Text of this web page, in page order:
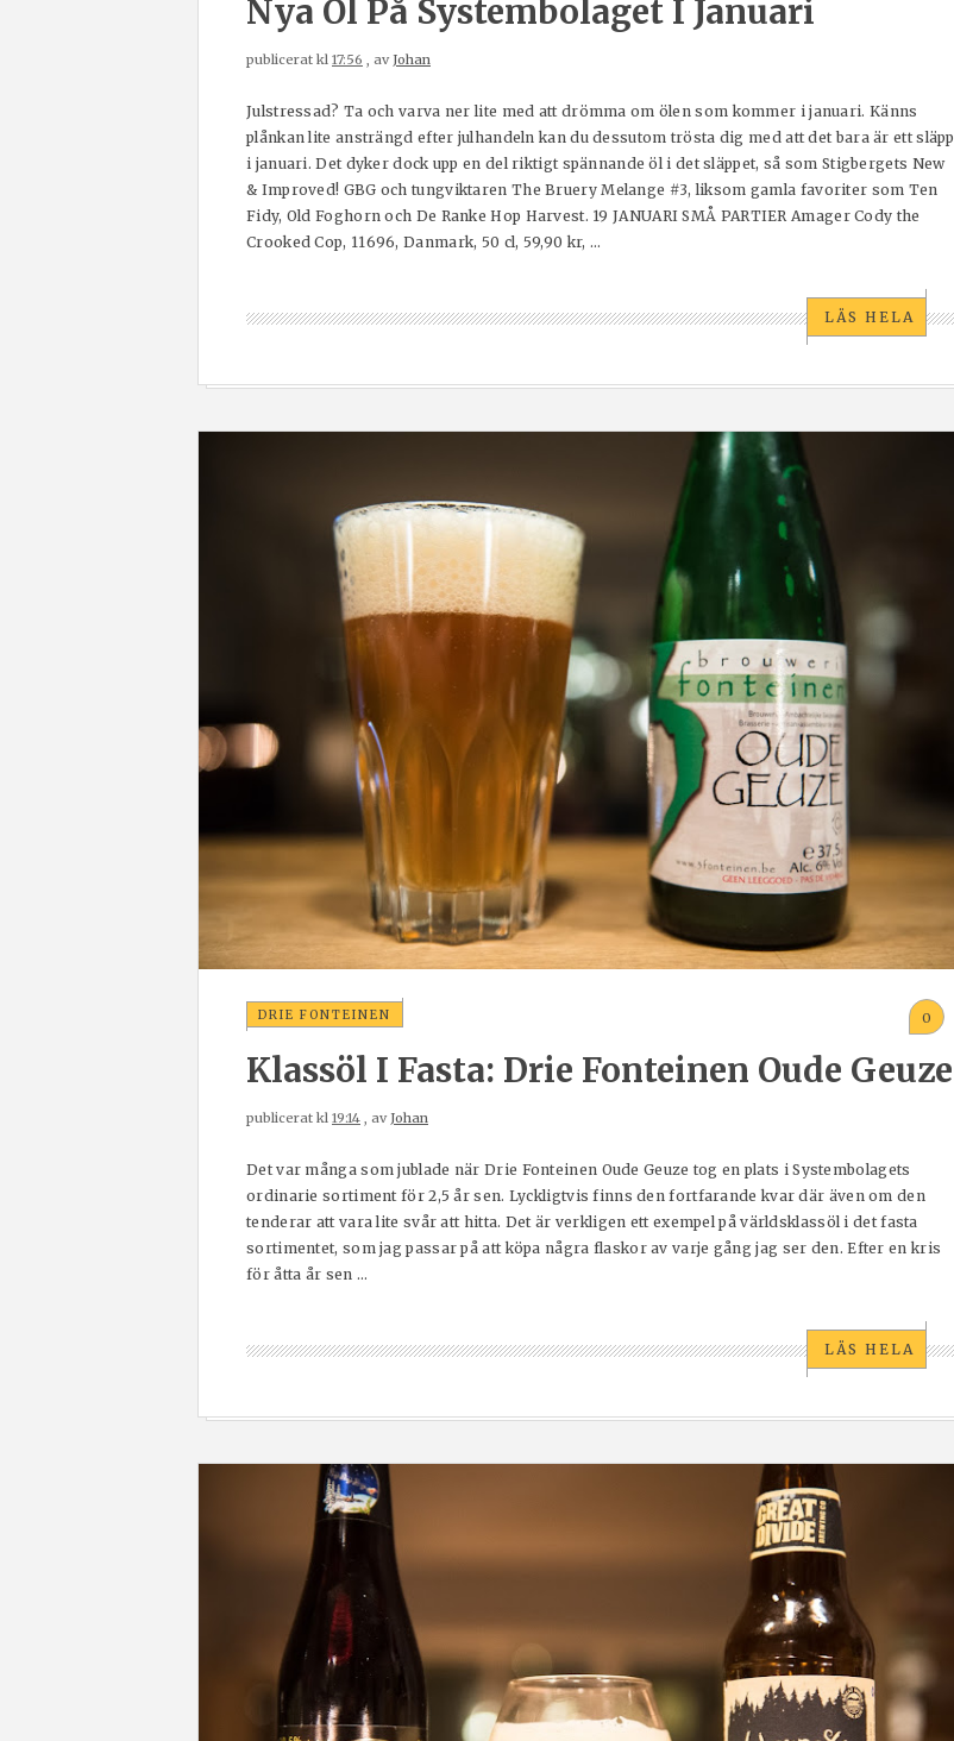
Nya Öl På Systembolaget I Januari
publicerat kl 17:56 , avJohan
Julstressad? Ta och varva ner lite med att drömma om ölen som kommer i januari. Känns
plånkan lite ansträngd efter julhandeln kan du dessutom trösta dig med att det bara är ett släpp
i januari. Det dyker dock upp en del riktigt spännande öl i det släppet, så som Stigbergets New
& Improved! GBG och tungviktaren The Bruery Melange #3, liksom gamla favoriter som Ten
Fidy, Old Foghorn och De Ranke Hop Harvest. 19 JANUARI SMÅ PARTIER Amager Cody the
Crooked Cop, 11696, Danmark, 50 cl, 59,90 kr, ...
LÄS HELA
DRIE FONTEINEN 0
Klassöl I Fasta: Drie Fonteinen Oude Geuze
publicerat kl 19:14 , avJohan
Det var många som jublade när Drie Fonteinen Oude Geuze tog en plats i Systembolagets
ordinarie sortiment för 2,5 år sen. Lyckligtvis finns den fortfarande kvar där även om den
tenderar att vara lite svår att hitta. Det är verkligen ett exempel på världsklassöl i det fasta
sortimentet, som jag passar på att köpa några flaskor av varje gång jag ser den. Efter en kris
för åtta år sen ...
LÄS HELA